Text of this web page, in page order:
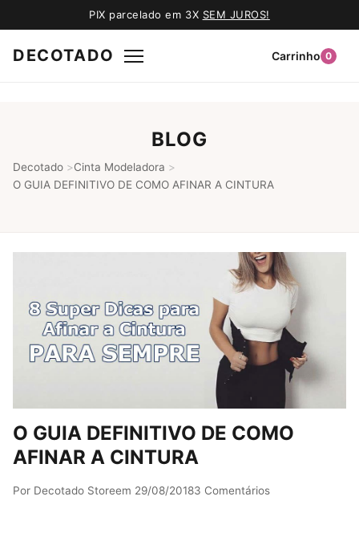
PIX parcelado em 3X SEM JUROS!
DECOTADO Carrinho 0
BLOG
Decotado >Cinta Modeladora >
O GUIA DEFINITIVO DE COMO AFINAR A CINTURA
O GUIA DEFINITIVO DE COMO
AFINAR A CINTURA
Por Decotado Storeem 29/08/20183 Comentários